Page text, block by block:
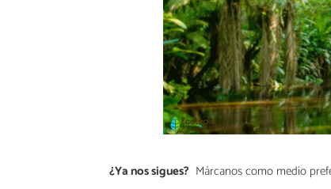
¿Ya nos sigues? Márcanos como medio